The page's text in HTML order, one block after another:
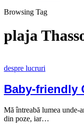
Browsing Tag
plaja
despre lucruri
Baby-friendly
Mă întreabă lumea unde-
din poze, iar…